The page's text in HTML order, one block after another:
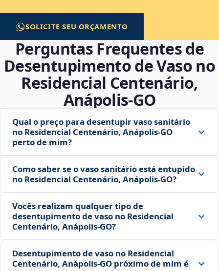
SOLICITE SEU ORÇAMENTO
Perguntas Frequentes de
Desentupimento de Vaso no
Residencial Centenário,
Anápolis‑GO
Qual o preço para desentupir vaso sanitário
no Residencial Centenário, Anápolis‑GO
perto de mim?
Como saber se o vaso sanitário está entupido
no Residencial Centenário, Anápolis‑GO?
Vocês realizam qualquer tipo de
desentupimento de vaso no Residencial
Centenário, Anápolis‑GO?
Desentupimento de vaso no Residencial
Centenário, Anápolis‑GO próximo de mim é